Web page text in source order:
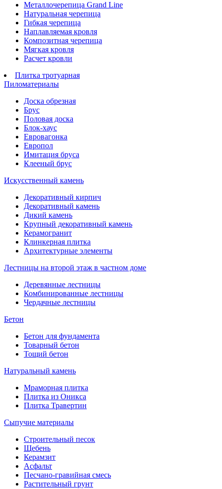
Металлочерепица Grand Line
Натуральная черепица
Гибкая черепица
Наплавляемая кровля
Композитная черепица
Мягкая кровля
Расчет кровли
Плитка тротуарная
Пиломатериалы
Доска обрезная
Брус
Половая доска
Блок-хаус
Евровагонка
Европол
Имитация бруса
Клееный брус
Искусственный камень
Декоративный кирпич
Декоративный камень
Дикий камень
Крупный декоративный камень
Керамогранит
Клинкерная плитка
Архитектурные элементы
Лестницы на второй этаж в частном доме
Деревянные лестницы
Комбинированные лестницы
Чердачные лестницы
Бетон
Бетон для фундамента
Товарный бетон
Тощий бетон
Натуральный камень
Мраморная плитка
Плитка из Оникса
Плитка Травертин
Сыпучие материалы
Строительный песок
Щебень
Керамзит
Асфальт
Песчано-гравийная смесь
Растительный грунт